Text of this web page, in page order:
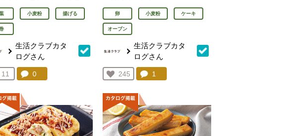
小麦粉 揚げる
生活クラブカタ
ログさん
お気に入り登録：
11
人が登録
コメント：
0件。コメントを見る。
卵 小麦粉 ケーキ
オーブン
生活クラブカタ
ログさん
お気に入り登録：
245
人が登録
コメント：
1